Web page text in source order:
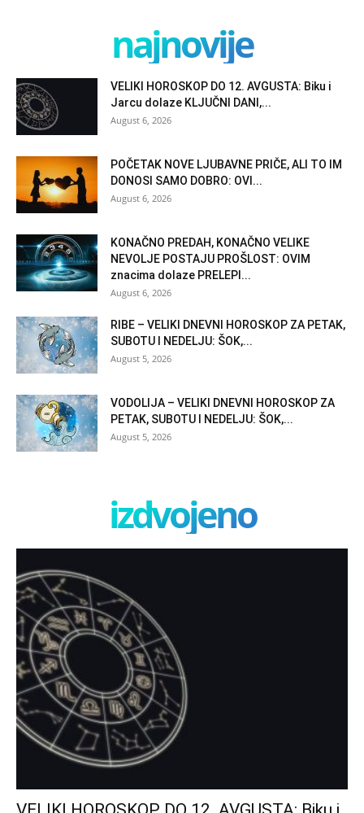
najnovije
VELIKI HOROSKOP DO 12. AVGUSTA: Biku i
Jarcu dolaze KLJUČNI DANI,...
August 6, 2026
POČETAK NOVE LJUBAVNE PRIČE, ALI TO IM
DONOSI SAMO DOBRO: OVI...
August 6, 2026
KONAČNO PREDAH, KONAČNO VELIKE
NEVOLJE POSTAJU PROŠLOST: OVIM
znacima dolaze PRELEPI...
August 6, 2026
RIBE – VELIKI DNEVNI HOROSKOP ZA PETAK,
SUBOTU I NEDELJU: ŠOK,...
August 5, 2026
VODOLIJA – VELIKI DNEVNI HOROSKOP ZA
PETAK, SUBOTU I NEDELJU: ŠOK,...
August 5, 2026
izdvojeno